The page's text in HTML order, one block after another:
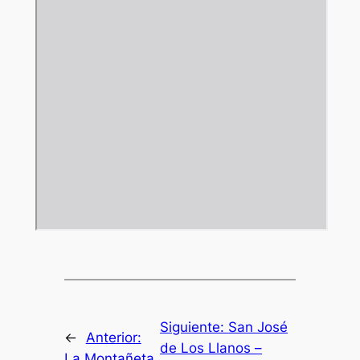
← Anterior:
Siguiente: San José
de Los Llanos –